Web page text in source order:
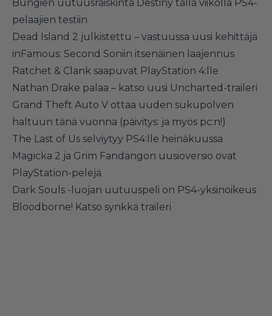
Bungien uutuusräiskintä Destiny tällä viikolla PS4-
pelaajien testiin
Dead Island 2 julkistettu – vastuussa uusi kehittäjä
inFamous: Second Soniin itsenäinen laajennus
Ratchet & Clank saapuvat PlayStation 4:lle
Nathan Drake palaa – katso uusi Uncharted-traileri
Grand Theft Auto V ottaa uuden sukupolven
haltuun tänä vuonna (päivitys: ja myös pc:n!)
The Last of Us selviytyy PS4:lle heinäkuussa
Magicka 2 ja Grim Fandangon uusioversio ovat
PlayStation-pelejä
Dark Souls -luojan uutuuspeli on PS4-yksinoikeus
Bloodborne! Katso synkkä traileri